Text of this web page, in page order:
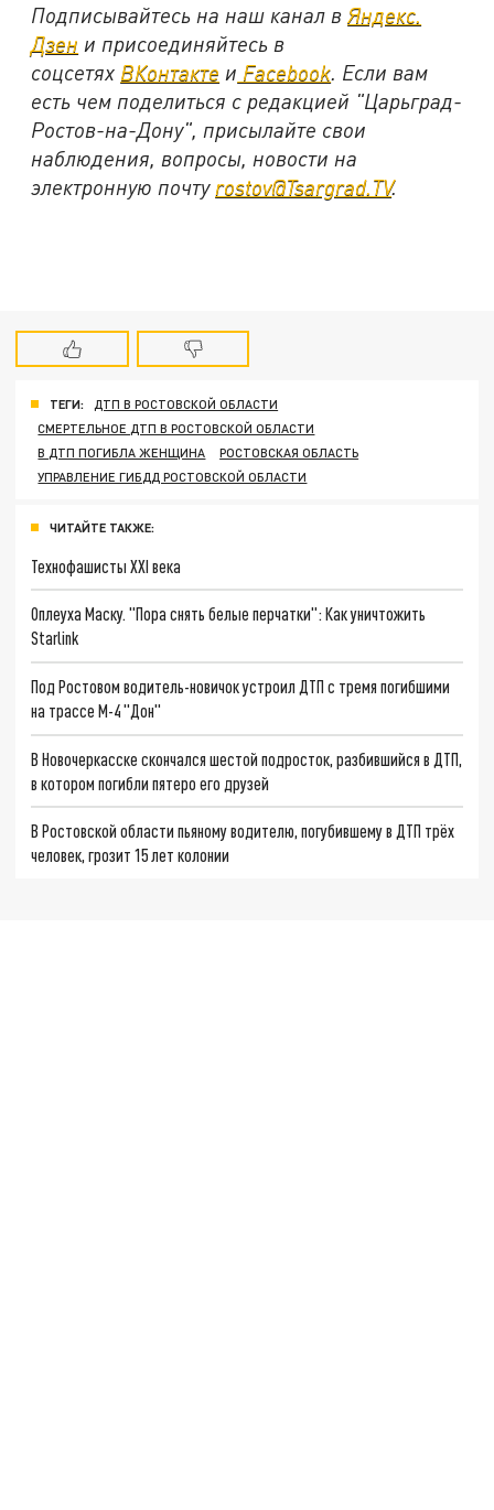
Подписывайтесь на наш канал в Яндекс.
Дзен и присоединяйтесь в
соцсетях ВКонтакте и Facebook . Если вам
есть чем поделиться с редакцией "Царьград-
Ростов-на-Дону", присылайте свои
наблюдения, вопросы, новости на
электронную почту rostov@Tsargrad.TV.
ТЕГИ:
ДТП В РОСТОВСКОЙ ОБЛАСТИ
СМЕРТЕЛЬНОЕ ДТП В РОСТОВСКОЙ ОБЛАСТИ
В ДТП ПОГИБЛА ЖЕНЩИНА
РОСТОВСКАЯ ОБЛАСТЬ
УПРАВЛЕНИЕ ГИБДД РОСТОВСКОЙ ОБЛАСТИ
ЧИТАЙТЕ ТАКЖЕ:
Технофашисты XXI века
Оплеуха Маску. "Пора снять белые перчатки": Как уничтожить
Starlink
Под Ростовом водитель-новичок устроил ДТП с тремя погибшими
на трассе М-4 "Дон"
В Новочеркасске скончался шестой подросток, разбившийся в ДТП,
в котором погибли пятеро его друзей
В Ростовской области пьяному водителю, погубившему в ДТП трёх
человек, грозит 15 лет колонии